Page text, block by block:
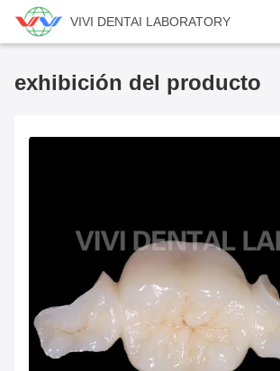
VIVI DENTAI LABORATORY
exhibición del producto